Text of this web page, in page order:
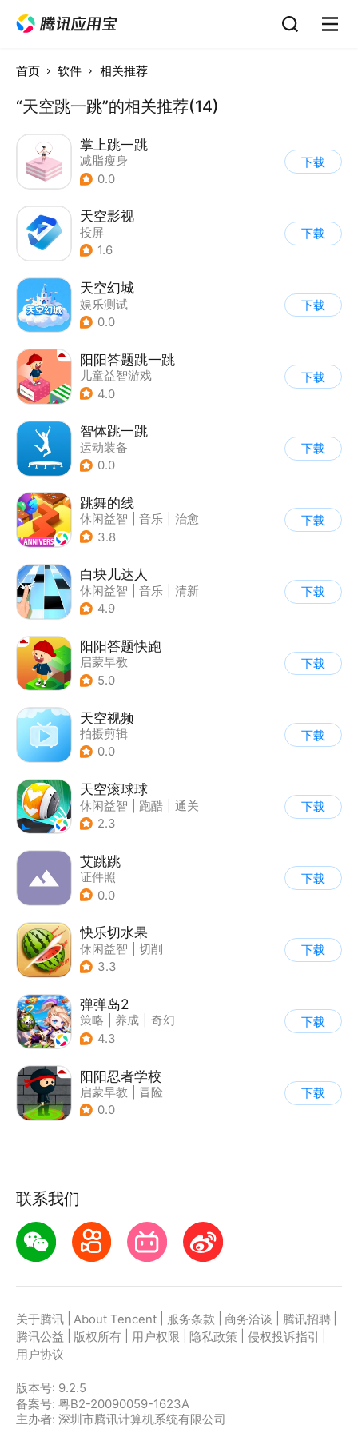
首页 软件 相关推荐
“天空跳一跳”的相关推荐(14)
掌上跳一跳
减脂瘦身
0.0
下载
天空影视
投屏
1.6
下载
天空幻城
娱乐测试
0.0
下载
阳阳答题跳一跳
儿童益智游戏
| 知识竞赛
4.0
下载
智体跳一跳
运动装备
0.0
下载
跳舞的线
休闲益智 音乐
治愈
3.8
下载
白块儿达人
休闲益智 音乐
清新
| 多比特
4.9
下载
阳阳答题快跑
启蒙早教
5.0
下载
天空视频
拍摄剪辑
0.0
下载
天空滚球球
休闲益智 跑酷
通关
2.3
下载
艾跳跳
证件照
0.0
下载
快乐切水果
休闲益智
切削
3.3
下载
弹弹岛2
策略 养成
奇幻
| Q版
4.3
下载
阳阳忍者学校
启蒙早教
冒险
0.0
下载
联系我们
关于腾讯 About Tencent 服务条款 商务洽谈 腾讯招聘
腾讯公益
版权所有 用户权限 隐私政策 侵权投诉指引
用户协议
版本号: 9.2.5
备案号: 粤B2-20090059-1623A
主办者: 深圳市腾讯计算机系统有限公司